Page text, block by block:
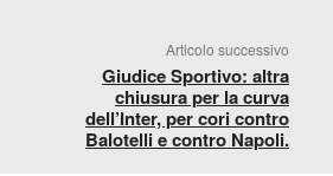
Articolo successivo
Giudice Sportivo: altra
chiusura per la curva
dell’Inter, per cori contro
Balotelli e contro Napoli.